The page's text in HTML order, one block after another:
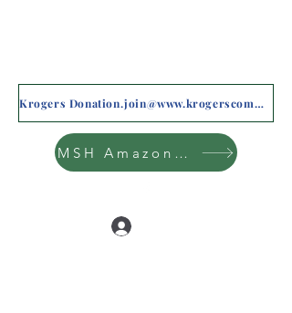
Krogers Donation.join@www.krogerscommunityrewards.com
MSH Amazon Wishlist